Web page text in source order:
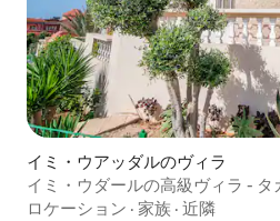
イミ・ウアッダルのヴィラ
イミ・ウダールの高級ヴィラ - タ
ロケーション · 家族 · 近隣